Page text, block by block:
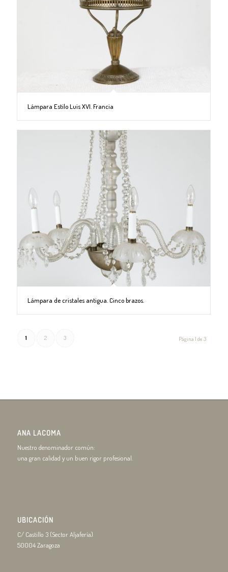
Lámpara Estilo Luis XVI. Francia
Lámpara de cristales antigua. Cinco brazos.
Página 1 de 3
1 2 3
ANA LACOMA
Nuestro denominador común:
una gran calidad y un buen rigor profesional.
UBICACIÓN
C/ Castillo 3 (Sector Aljafería)
50004 Zaragoza